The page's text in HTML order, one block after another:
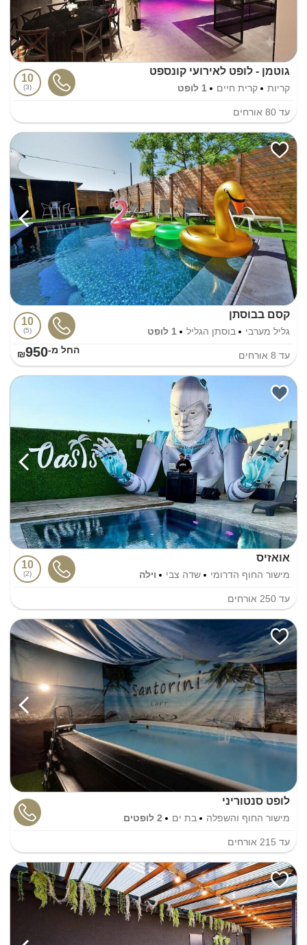
גוטמן - לופט לאירועי קונספט
קריות קרית חיים 1 לופט
10
3
עד 80 אורחים
קסם בבוסתן
גליל מערבי בוסתן הגליל 1 לופט
10
5
עד 8 אורחים החל מ-₪950
אואזיס
מישור החוף הדרומי שדה צבי וילה
10
2
עד 250 אורחים
לופט סנטוריני
מישור החוף והשפלה בת ים 2 לופטים
עד 215 אורחים